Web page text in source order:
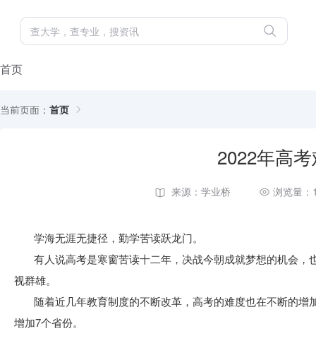
首页
当前页面： 首页
2022年高
来源：学业桥 浏览量：
学海无涯无捷径，勤学苦读跃龙门。
有人说高考是寒窗苦读十二年，决战今朝成就梦想的机会
视群雄。
随着近几年教育制度的不断改革，高考的难度也在不断的
增加7个省份。